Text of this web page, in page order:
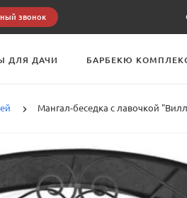
звонок
ДЛЯ ДАЧИ БАРБЕКЮ
Мангал-беседка с лавочкой